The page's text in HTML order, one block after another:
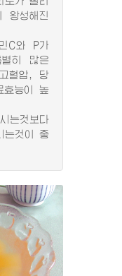
왕성해진
C와 P가
히 많은
혈압, 당
효능이 높
는것보다
는것이 좋